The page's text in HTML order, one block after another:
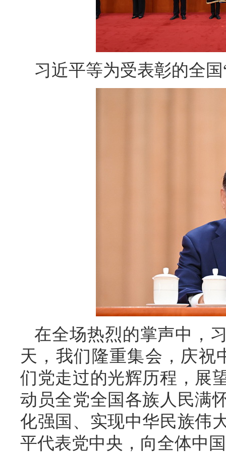
习近平等为受表彰的全
在全场热烈的掌声中，
天，我们隆重集会，庆祝
们党走过的光辉历程，展
动员全党全国各族人民满
化强国、实现中华民族伟
平代表党中央，向全体中